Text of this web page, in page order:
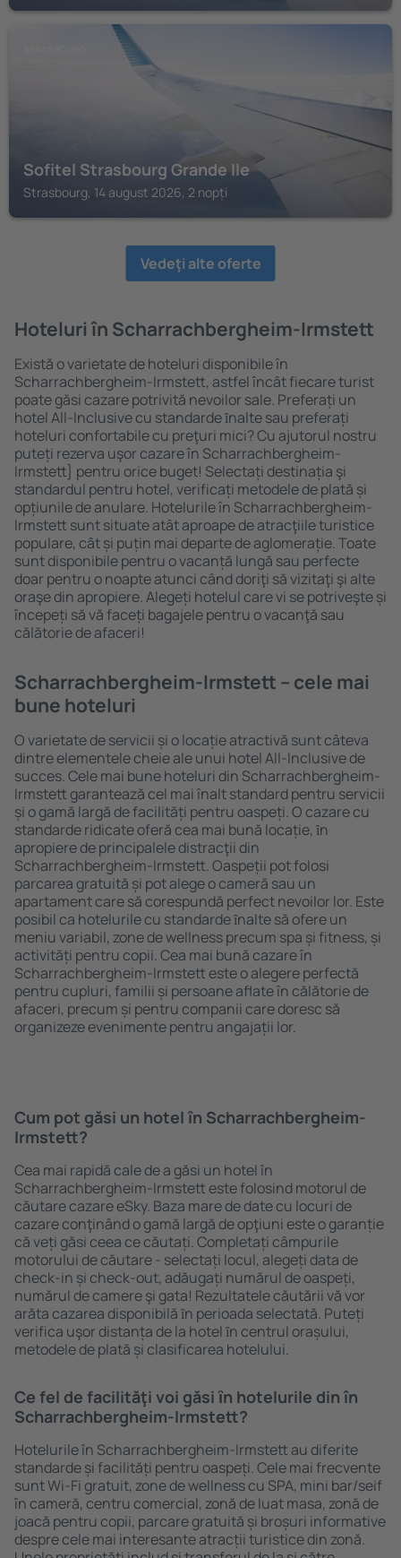
Sofitel Strasbourg Grande Ile
Strasbourg, 14 august 2026, 2 nopți
Vedeţi alte oferte
Hoteluri în Scharrachbergheim-Irmstett
Există o varietate de hoteluri disponibile în
Scharrachbergheim-Irmstett, astfel încât fiecare turist
poate găsi cazare potrivită nevoilor sale. Preferați un
hotel All-Inclusive cu standarde ȋnalte sau preferați
hoteluri confortabile cu preţuri mici? Cu ajutorul nostru
puteți rezerva uşor cazare în Scharrachbergheim-
Irmstett} pentru orice buget! Selectați destinația şi
standardul pentru hotel, verificați metodele de plată și
opțiunile de anulare. Hotelurile în Scharrachbergheim-
Irmstett sunt situate atât aproape de atracţiile turistice
populare, cât și puțin mai departe de aglomerație. Toate
sunt disponibile pentru o vacanță lungă sau perfecte
doar pentru o noapte atunci când doriţi să vizitaţi şi alte
oraşe din apropiere. Alegeți hotelul care vi se potriveşte și
începeți să vă faceți bagajele pentru o vacanţă sau
călătorie de afaceri!
Scharrachbergheim-Irmstett – cele mai
bune hoteluri
O varietate de servicii și o locație atractivă sunt câteva
dintre elementele cheie ale unui hotel All-Inclusive de
succes. Cele mai bune hoteluri din Scharrachbergheim-
Irmstett garantează cel mai înalt standard pentru servicii
și o gamă largă de facilități pentru oaspeți. O cazare cu
standarde ridicate oferă cea mai bună locație, ȋn
apropiere de principalele distracţii din
Scharrachbergheim-Irmstett. Oaspeții pot folosi
parcarea gratuită și pot alege o cameră sau un
apartament care să corespundă perfect nevoilor lor. Este
posibil ca hotelurile cu standarde ȋnalte să ofere un
meniu variabil, zone de wellness precum spa și fitness, și
activități pentru copii. Cea mai bună cazare în
Scharrachbergheim-Irmstett este o alegere perfectă
pentru cupluri, familii și persoane aflate în călătorie de
afaceri, precum și pentru companii care doresc să
organizeze evenimente pentru angajații lor.
Cum pot găsi un hotel în Scharrachbergheim-
Irmstett?
Cea mai rapidă cale de a găsi un hotel în
Scharrachbergheim-Irmstett este folosind motorul de
căutare cazare eSky. Baza mare de date cu locuri de
cazare conţinând o gamă largă de opţiuni este o garanție
că veți găsi ceea ce căutați. Completați câmpurile
motorului de căutare - selectați locul, alegeți data de
check-in și check-out, adăugați numărul de oaspeți,
numărul de camere şi gata! Rezultatele căutării vă vor
arăta cazarea disponibilă ȋn perioada selectată. Puteți
verifica uşor distanța de la hotel ȋn centrul orașului,
metodele de plată și clasificarea hotelului.
Ce fel de facilităţi voi găsi ȋn hotelurile din în
Scharrachbergheim-Irmstett?
Hotelurile în Scharrachbergheim-Irmstett au diferite
standarde și facilități pentru oaspeți. Cele mai frecvente
sunt Wi-Fi gratuit, zone de wellness cu SPA, mini bar/seif
în cameră, centru comercial, zonă de luat masa, zonă de
joacă pentru copii, parcare gratuită și broșuri informative
despre cele mai interesante atracții turistice din zonă.